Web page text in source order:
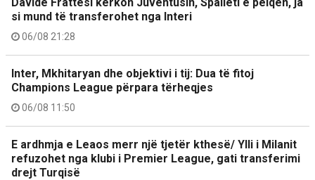
si mund të transferohet nga Interi
06/08 21:28
Inter, Mkhitaryan dhe objektivi i tij: Dua të fitoj
Champions League përpara tërheqjes
06/08 11:50
E ardhmja e Leaos merr një tjetër kthesë/ Ylli i Milanit
refuzohet nga klubi i Premier League, gati transferimi
drejt Turqisë